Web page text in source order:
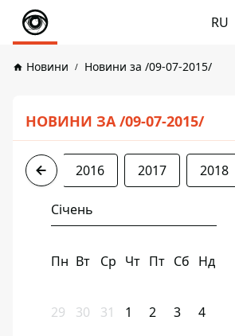
RU
Новини Новини за /09-07-2015/
НОВИНИ ЗА /09-07-2015/
2015 2016 2017 2018
Січень
Пн Вт Ср Чт Пт Сб Нд
29 30 31 1 2 3 4